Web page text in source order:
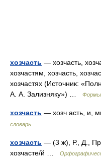
хозчасть — хозчасть,
хозчастям, хозчасть,
хозчастях (Источник:
А. А. Зализняку») …
Формы
хозчасть — хозч асть, и,
словарь
хозчасть — (3 ж), Р., Д., Пр.
хозчасте/й …